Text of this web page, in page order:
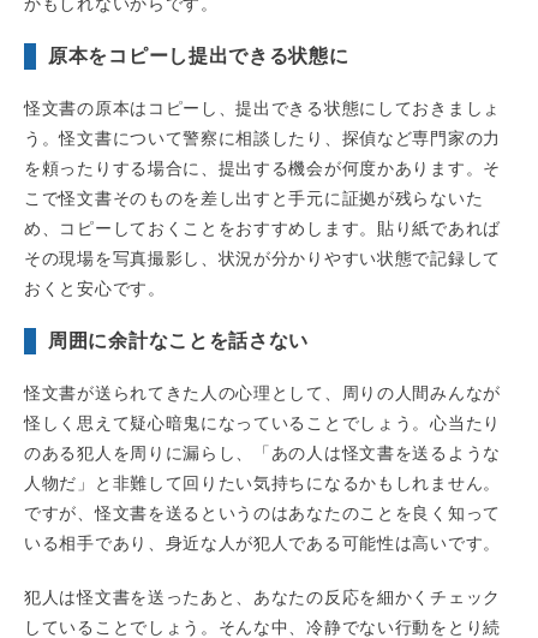
原本をコピーし提出できる状態に
怪文書の原本はコピーし、提出できる状態にしておきましょ
う。怪文書について警察に相談したり、探偵など専門家の力
を頼ったりする場合に、提出する機会が何度かあります。そ
こで怪文書そのものを差し出すと手元に証拠が残らないた
め、コピーしておくことをおすすめします。貼り紙であれば
その現場を写真撮影し、状況が分かりやすい状態で記録して
おくと安心です。
周囲に余計なことを話さない
怪文書が送られてきた人の心理として、周りの人間みんなが
怪しく思えて疑心暗鬼になっていることでしょう。心当たり
のある犯人を周りに漏らし、「あの人は怪文書を送るような
人物だ」と非難して回りたい気持ちになるかもしれません。
ですが、怪文書を送るというのはあなたのことを良く知って
いる相手であり、身近な人が犯人である可能性は高いです。
犯人は怪文書を送ったあと、あなたの反応を細かくチェック
していることでしょう。そんな中、冷静でない行動をとり続